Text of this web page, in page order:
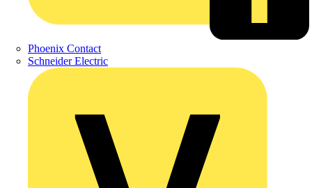
Phoenix Contact
Schneider Electric